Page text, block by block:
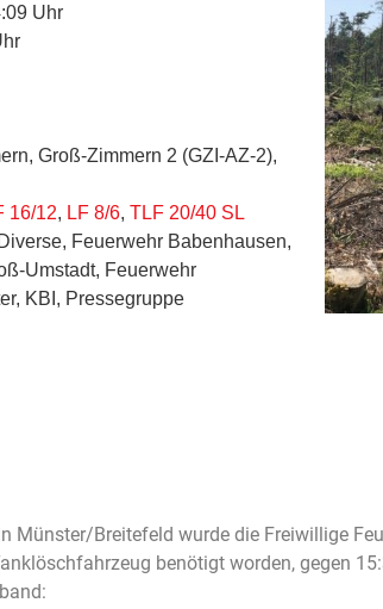
Uhr
Groß-Zimmern 2 (GZI-AZ-2),
16/12, LF 8/6, TLF 20/40 SL
Feuerwehr Babenhausen,
Umstadt, Feuerwehr
KBI, Pressegruppe
Münster/Breitefeld wurde die Freiwillige
benötigt worden, gegen